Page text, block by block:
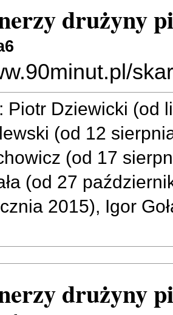
drużyny
Piotr Dziewicki (od
(od 12
(od 17
(od 27
2015), Igor
drużyny